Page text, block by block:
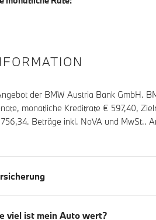
der BMW Austria Bank GmbH.
monatliche Kreditrate € 597,40,
. Beträge inkl. NoVA und MwSt..
viel ist mein Auto wert?